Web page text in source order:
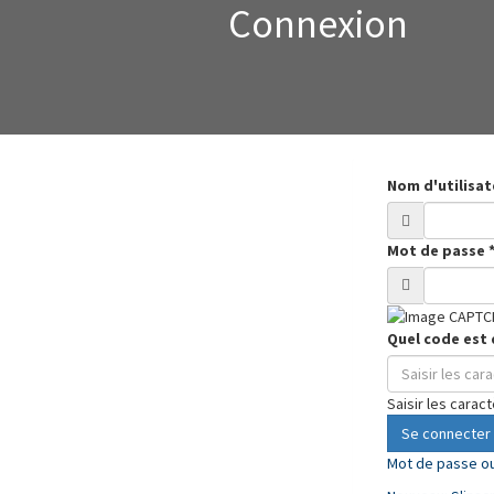
Connexion
Nom
Mot de passe*
Quel code
Saisir les
Se connecter
Mot de passe